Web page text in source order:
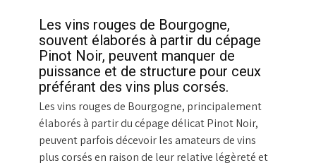
Les vins rouges de Bourgogne,
souvent élaborés à partir du cépage
Pinot Noir, peuvent manquer de
puissance et de structure pour ceux
préférant des vins plus corsés.
Les vins rouges de Bourgogne, principalement
élaborés à partir du cépage délicat Pinot Noir,
peuvent parfois décevoir les amateurs de vins
plus corsés en raison de leur relative légèreté et